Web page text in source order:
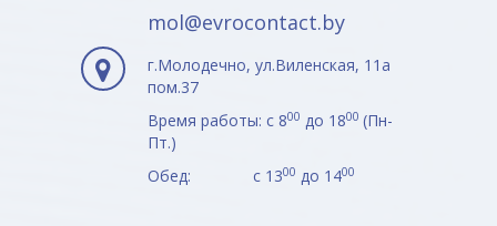
mol@evrocontact.by
г.Молодечно, ул.Виленская, 11а
пом.37
Время работы: с 800 до 1800 (Пн-
Пт.)
Обед: с 1300 до 1400